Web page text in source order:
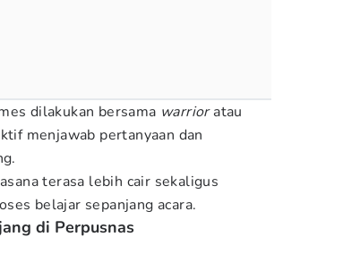
dilakukan bersama warrioratau
menjawab pertanyaan dan
terasa lebih cair sekaligus
belajar sepanjang acara.
di Perpusnas